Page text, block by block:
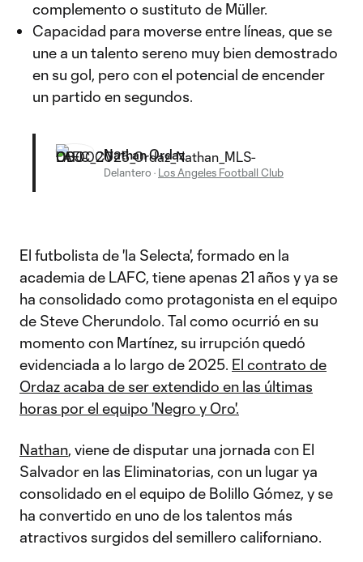
complemento o sustituto de Müller.
Capacidad para moverse entre líneas, que se
une a un talento sereno muy bien demostrado
en su gol, pero con el potencial de encender
un partido en segundos.
Nathan Ordaz
Delantero · Los Angeles Football Club
El futbolista de 'la Selecta', formado en la
academia de LAFC, tiene apenas 21 años y ya se
ha consolidado como protagonista en el equipo
de Steve Cherundolo. Tal como ocurrió en su
momento con Martínez, su irrupción quedó
evidenciada a lo largo de 2025. El contrato de
Ordaz acaba de ser extendido en las últimas
horas por el equipo 'Negro y Oro'.
Nathan, viene de disputar una jornada con El
Salvador en las Eliminatorias, con un lugar ya
consolidado en el equipo de Bolillo Gómez, y se
ha convertido en uno de los talentos más
atractivos surgidos del semillero californiano.